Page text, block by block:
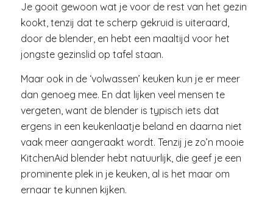
Je gooit gewoon wat je voor de rest van het gezin
kookt, tenzij dat te scherp gekruid is uiteraard,
door de blender, en hebt een maaltijd voor het
jongste gezinslid op tafel staan.
Maar ook in de ‘volwassen’ keuken kun je er meer
dan genoeg mee. En dat lijken veel mensen te
vergeten, want de blender is typisch iets dat
ergens in een keukenlaatje beland en daarna niet
vaak meer aangeraakt wordt. Tenzij je zo’n mooie
KitchenAid blender hebt natuurlijk, die geef je een
prominente plek in je keuken, al is het maar om
ernaar te kunnen kijken.